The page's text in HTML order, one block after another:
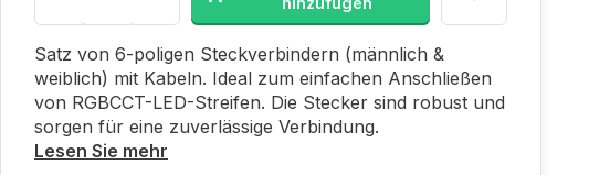
Satz von 6-poligen Steckverbindern (männlich &
weiblich) mit Kabeln. Ideal zum einfachen Anschließen
von RGBCCT-LED-Streifen. Die Stecker sind robust und
sorgen für eine zuverlässige Verbindung.
Lesen Sie mehr